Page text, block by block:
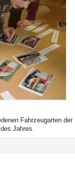
Fahrzeugarten
Jahres.